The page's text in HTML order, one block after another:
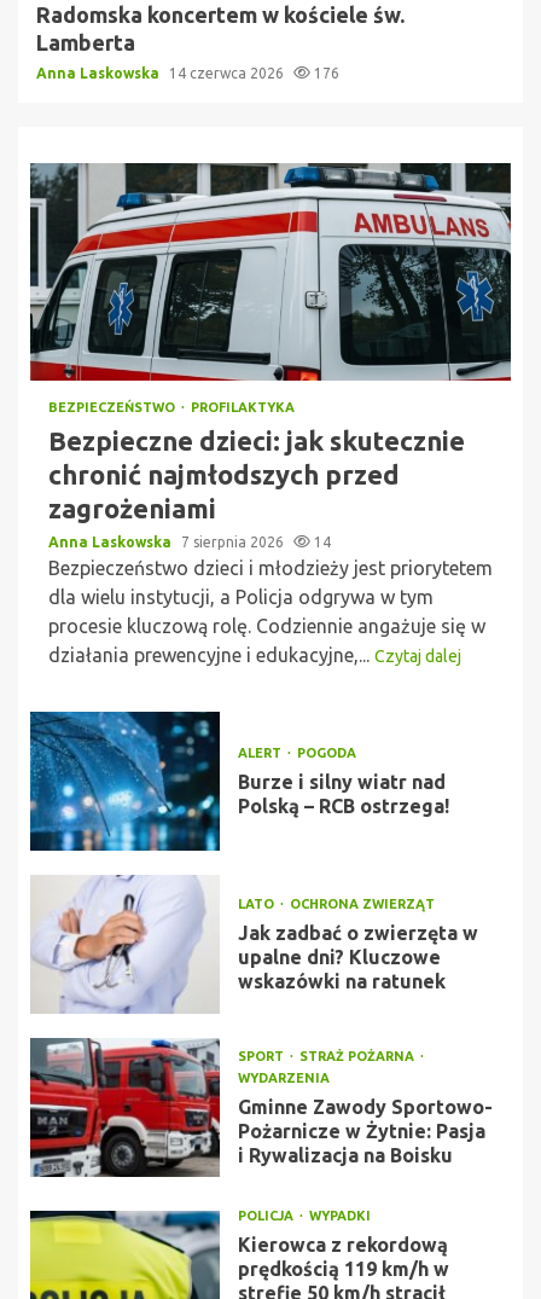
Radomska koncertem w kościele św.
Lamberta
Anna Laskowska 14 czerwca 2026 176
BEZPIECZEŃSTWO PROFILAKTYKA
Bezpieczne dzieci: jak skutecznie
chronić najmłodszych przed
zagrożeniami
Anna Laskowska 7 sierpnia 2026 14
Bezpieczeństwo dzieci i młodzieży jest priorytetem
dla wielu instytucji, a Policja odgrywa w tym
procesie kluczową rolę. Codziennie angażuje się w
działania prewencyjne i edukacyjne,... Czytaj dalej
ALERT POGODA
Burze i silny wiatr nad
Polską – RCB ostrzega!
LATO OCHRONA ZWIERZĄT
Jak zadbać o zwierzęta w
upalne dni? Kluczowe
wskazówki na ratunek
SPORT
STRAŻ POŻARNA
WYDARZENIA
Gminne Zawody Sportowo-
Pożarnicze w Żytnie: Pasja
i Rywalizacja na Boisku
POLICJA WYPADKI
Kierowca z rekordową
prędkością 119 km/h w
strefie 50 km/h stracił